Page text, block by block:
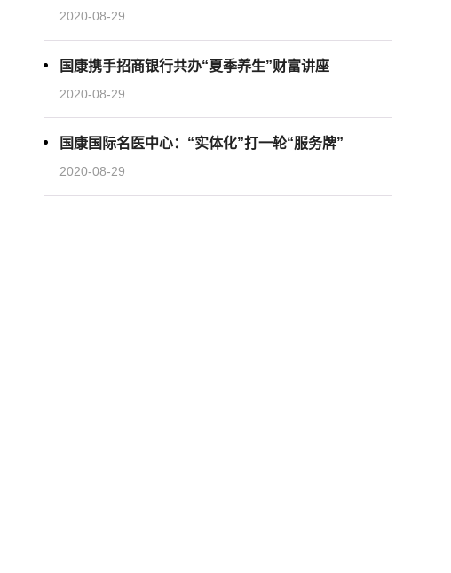
2020-08-29
国康携手招商银行共办“夏季养生”财富讲座
2020-08-29
国康国际名医中心：“实体化”打一轮“服务牌”
2020-08-29